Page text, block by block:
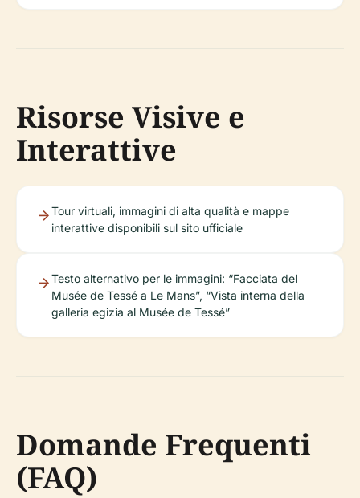
Risorse Visive e
Interattive
Tour virtuali, immagini di alta qualità e mappe
interattive disponibili sul sito ufficiale
Testo alternativo per le immagini: “Facciata del
Musée de Tessé a Le Mans”, “Vista interna della
galleria egizia al Musée de Tessé”
Domande Frequenti
(FAQ)